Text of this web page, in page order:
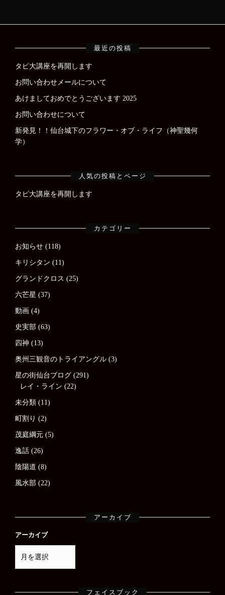
最近の投稿
タピ大講座を再開します
お問い合わせメールについて
あけましておめでとうございます 2025
お問い合わせについて
新発見！！仙台城下のフラワー・オブ・ライフ（神聖幾何
学）
人気の投稿とページ
タピ大講座を再開します
カテゴリー
お知らせ (118)
キリシタン (11)
グランドクロス (25)
六芒星 (37)
動画 (4)
史実部 (63)
四神 (13)
奥州三観音のトライアングル (3)
星の街仙台ブログ (291)
レイ・ライン (22)
未分類 (11)
町割り (2)
茂庭綱元 (5)
逸話 (26)
陰陽道 (8)
風水部 (22)
アーカイブ
アーカイブ
フェイスブック